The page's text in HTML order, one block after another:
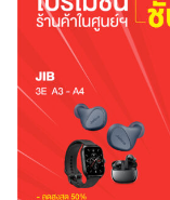
Search
for: